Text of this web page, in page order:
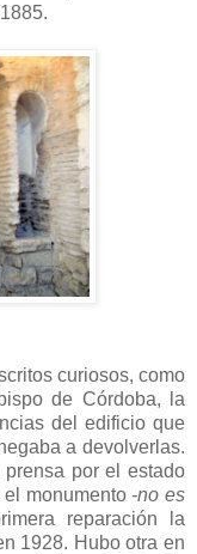
curiosos, como
de Córdoba, la
del edificio que
a devolverlas.
por el estado
monumento -no es
reparación la
1928. Hubo otra en